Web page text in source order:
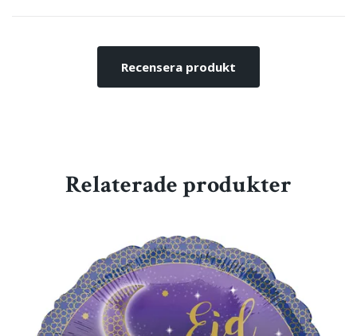
Recensera produkt
Relaterade produkter